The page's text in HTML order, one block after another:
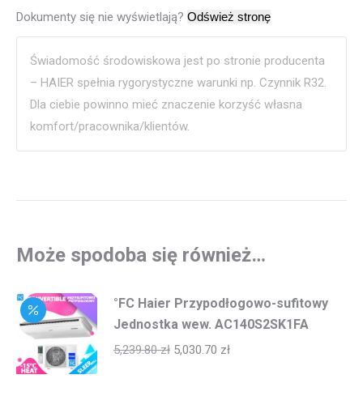
Dokumenty się nie wyświetlają?
Świadomość środowiskowa jest po stronie producenta
– HAIER spełnia rygorystyczne warunki np. Czynnik R32.
Dla ciebie powinno mieć znaczenie korzyść własna
komfort/pracownika/klientów.
Może spodoba się również…
°FC Haier Przypodłogowo-sufitowy
Jednostka wew. AC140S2SK1FA
5,239.80zł 5,030.70 zł